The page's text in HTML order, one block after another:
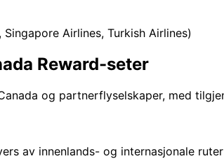
Airlines, Turkish Airlines)
Reward-seter
og partnerflyselskaper, med
av innenlands- og internasjonale ruter